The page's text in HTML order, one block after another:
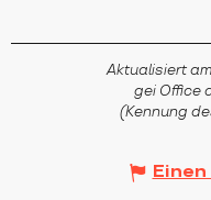
Aktualisiert
gei Office
(Kennung